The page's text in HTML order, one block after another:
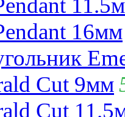
16мм
Cut 9мм
Cut